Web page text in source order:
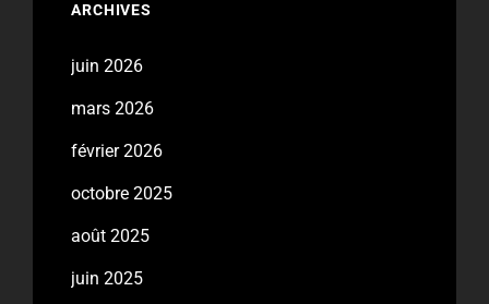
ARCHIVES
juin 2026
mars 2026
février 2026
octobre 2025
août 2025
juin 2025